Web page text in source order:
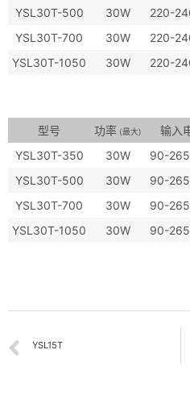
YSL30T-500
30W 220-
YSL30T-700
30W 220-
YSL30T-1050
30W 220-
型号 功率 (最大) 输入
YSL30T-350
30W 90-
YSL30T-500
30W 90-
YSL30T-700
30W 90-
YSL30T-1050
30W 90-
YSL15T